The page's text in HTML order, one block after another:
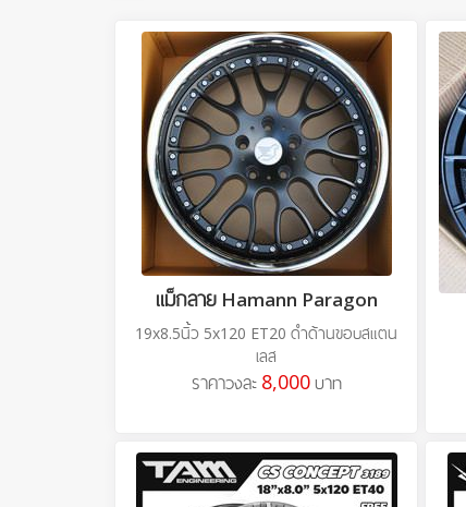
แม็กลาย Hamann Paragon
19x8.5นิ้ว 5x120 ET20 ดำด้านขอบสแตน
เลส
ราคาวงละ 8,000บาท